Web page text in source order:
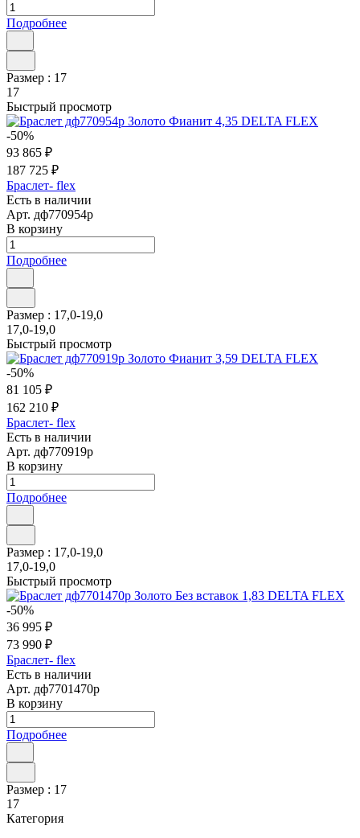
Подробнее
Размер : 17
17
Быстрый просмотр
-50%
93 865 ₽
187 725 ₽
Браслет- flex
Есть в наличии
Арт. дф770954р
В корзину
Подробнее
Размер : 17,0-19,0
17,0-19,0
Быстрый просмотр
-50%
81 105 ₽
162 210 ₽
Браслет- flex
Есть в наличии
Арт. дф770919р
В корзину
Подробнее
Размер : 17,0-19,0
17,0-19,0
Быстрый просмотр
-50%
36 995 ₽
73 990 ₽
Браслет- flex
Есть в наличии
Арт. дф7701470р
В корзину
Подробнее
Размер : 17
17
Категория